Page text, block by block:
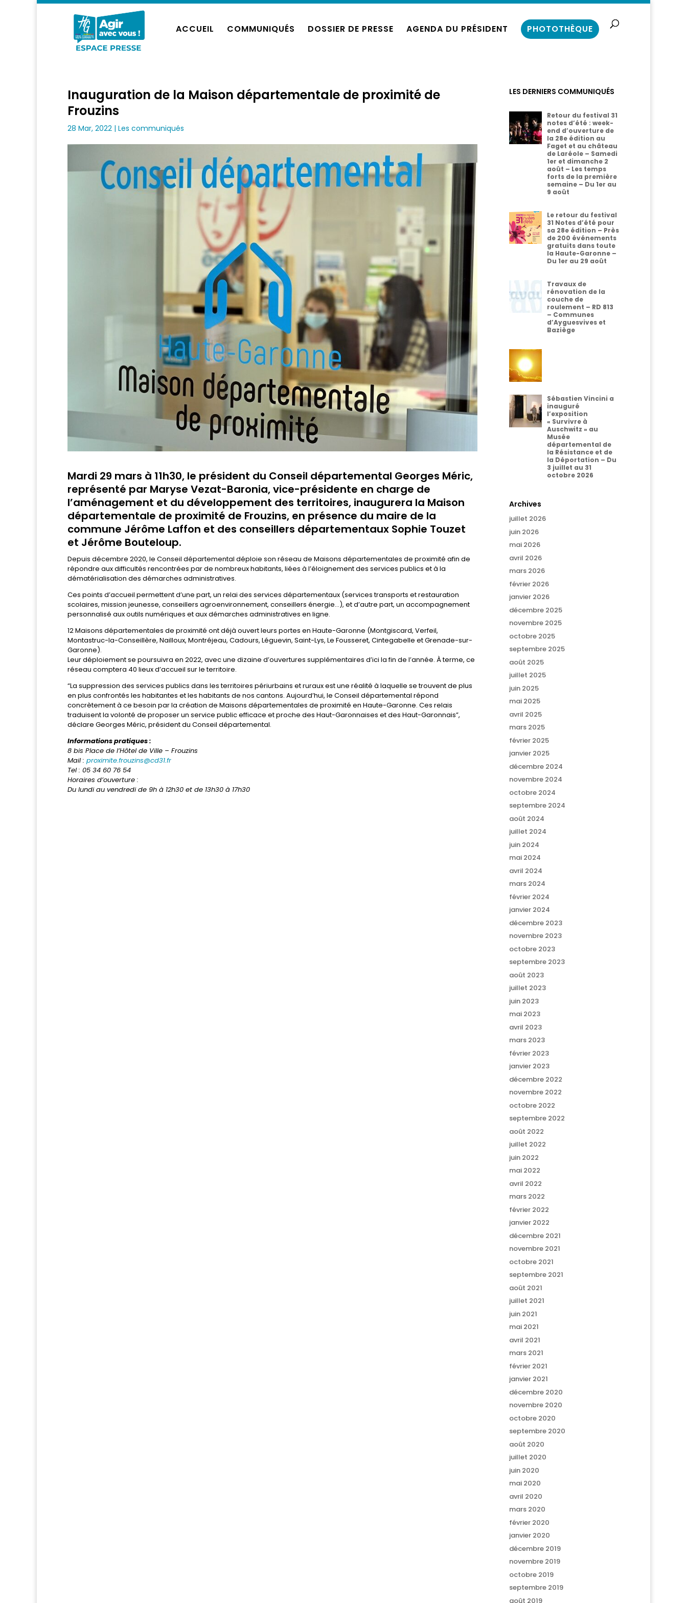
ACCUEIL COMMUNIQUÉS DOSSIER DE PRESSE AGENDA DU PRÉSIDENT PHOTOTHÈQUE
Inauguration de la Maison départementale de proximité de
Frouzins
28 Mar, 2022 | Les communiqués
Mardi 29 mars à 11h30, le président du Conseil départemental Georges Méric,
représenté par Maryse Vezat-Baronia, vice-présidente en charge de
l’aménagement et du développement des territoires, inaugurera la Maison
départementale de proximité de Frouzins, en présence du maire de la
commune Jérôme Laffon et des conseillers départementaux Sophie Touzet
et Jérôme Bouteloup.
Depuis décembre 2020, le Conseil départemental déploie son réseau de Maisons départementales de proximité afin de
répondre aux difficultés rencontrées par de nombreux habitants, liées à l’éloignement des services publics et à la
dématérialisation des démarches administratives.
Ces points d’accueil permettent d’une part, un relai des services départementaux (services transports et restauration
scolaires, mission jeunesse, conseillers agroenvironnement, conseillers énergie…), et d’autre part, un accompagnement
personnalisé aux outils numériques et aux démarches administratives en ligne.
12 Maisons départementales de proximité ont déjà ouvert leurs portes en Haute-Garonne (Montgiscard, Verfeil,
Montastruc-la-Conseillère, Nailloux, Montréjeau, Cadours, Léguevin, Saint-Lys, Le Fousseret, Cintegabelle et Grenade-sur-
Garonne).
Leur déploiement se poursuivra en 2022, avec une dizaine d’ouvertures supplémentaires d’ici la fin de l’année. À terme, ce
réseau comptera 40 lieux d’accueil sur le territoire.
“La suppression des services publics dans les territoires périurbains et ruraux est une réalité à laquelle se trouvent de plus
en plus confrontés les habitantes et les habitants de nos cantons. Aujourd’hui, le Conseil départemental répond
concrètement à ce besoin par la création de Maisons départementales de proximité en Haute-Garonne. Ces relais
traduisent la volonté de proposer un service public efficace et proche des Haut-Garonnaises et des Haut-Garonnais”,
déclare Georges Méric, président du Conseil départemental.
Informations pratiques :
8 bis Place de l’Hôtel de Ville – Frouzins
Mail : proximite.frouzins@cd31.fr
Tel : 05 34 60 76 54
Horaires d’ouverture :
Du lundi au vendredi de 9h à 12h30 et de 13h30 à 17h30
LES DERNIERS COMMUNIQUÉS
Retour du festival 31
notes d’été : week-
end d’ouverture de
la 28e édition au
Faget et au château
de Laréole – Samedi
1er et dimanche 2
août – Les temps
forts de la première
semaine – Du 1er au
9 août
Le retour du festival
31 Notes d’été pour
sa 28e édition – Près
de 200 événements
gratuits dans toute
la Haute-Garonne –
Du 1er au 29 août
Travaux de
rénovation de la
couche de
roulement – RD 813
– Communes
d’Ayguesvives et
Baziège
Sébastien Vincini a
inauguré
l’exposition
« Survivre à
Auschwitz » au
Musée
départemental de
la Résistance et de
la Déportation – Du
3 juillet au 31
octobre 2026
Archives
juillet 2026
juin 2026
mai 2026
avril 2026
mars 2026
février 2026
janvier 2026
décembre 2025
novembre 2025
octobre 2025
septembre 2025
août 2025
juillet 2025
juin 2025
mai 2025
avril 2025
mars 2025
février 2025
janvier 2025
décembre 2024
novembre 2024
octobre 2024
septembre 2024
août 2024
juillet 2024
juin 2024
mai 2024
avril 2024
mars 2024
février 2024
janvier 2024
décembre 2023
novembre 2023
octobre 2023
septembre 2023
août 2023
juillet 2023
juin 2023
mai 2023
avril 2023
mars 2023
février 2023
janvier 2023
décembre 2022
novembre 2022
octobre 2022
septembre 2022
août 2022
juillet 2022
juin 2022
mai 2022
avril 2022
mars 2022
février 2022
janvier 2022
décembre 2021
novembre 2021
octobre 2021
septembre 2021
août 2021
juillet 2021
juin 2021
mai 2021
avril 2021
mars 2021
février 2021
janvier 2021
décembre 2020
novembre 2020
octobre 2020
septembre 2020
août 2020
juillet 2020
juin 2020
mai 2020
avril 2020
mars 2020
février 2020
janvier 2020
décembre 2019
novembre 2019
octobre 2019
septembre 2019
août 2019